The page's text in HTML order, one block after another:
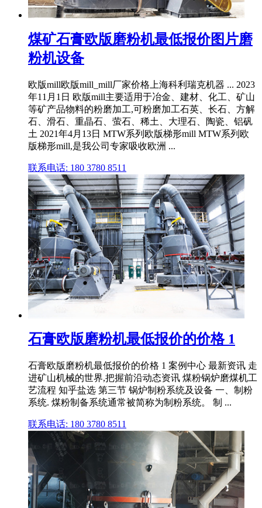
煤矿石膏欧版磨粉机最低报价图片磨
粉机设备
欧版mill欧版mill_mill厂家价格上海科利瑞克机器 ... 2023
年11月1日 欧版mill主要适用于冶金、建材、化工、矿山
等矿产品物料的粉磨加工,可粉磨加工石英、长石、方解
石、滑石、重晶石、萤石、稀土、大理石、陶瓷、铝矾
土 2021年4月13日 MTW系列欧版梯形mill MTW系列欧
版梯形mill,是我公司专家吸收欧洲 ...
联系电话: 180 3780 8511
石膏欧版磨粉机最低报价的价格 1
石膏欧版磨粉机最低报价的价格 1 案例中心 最新资讯 走
进矿山机械的世界,把握前沿动态资讯 煤粉锅炉磨煤机工
艺流程 知乎盐选 第三节 锅炉制粉系统及设备 一、制粉
系统. 煤粉制备系统通常被简称为制粉系统。 制 ...
联系电话: 180 3780 8511